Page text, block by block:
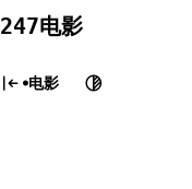
to
247电影
电影